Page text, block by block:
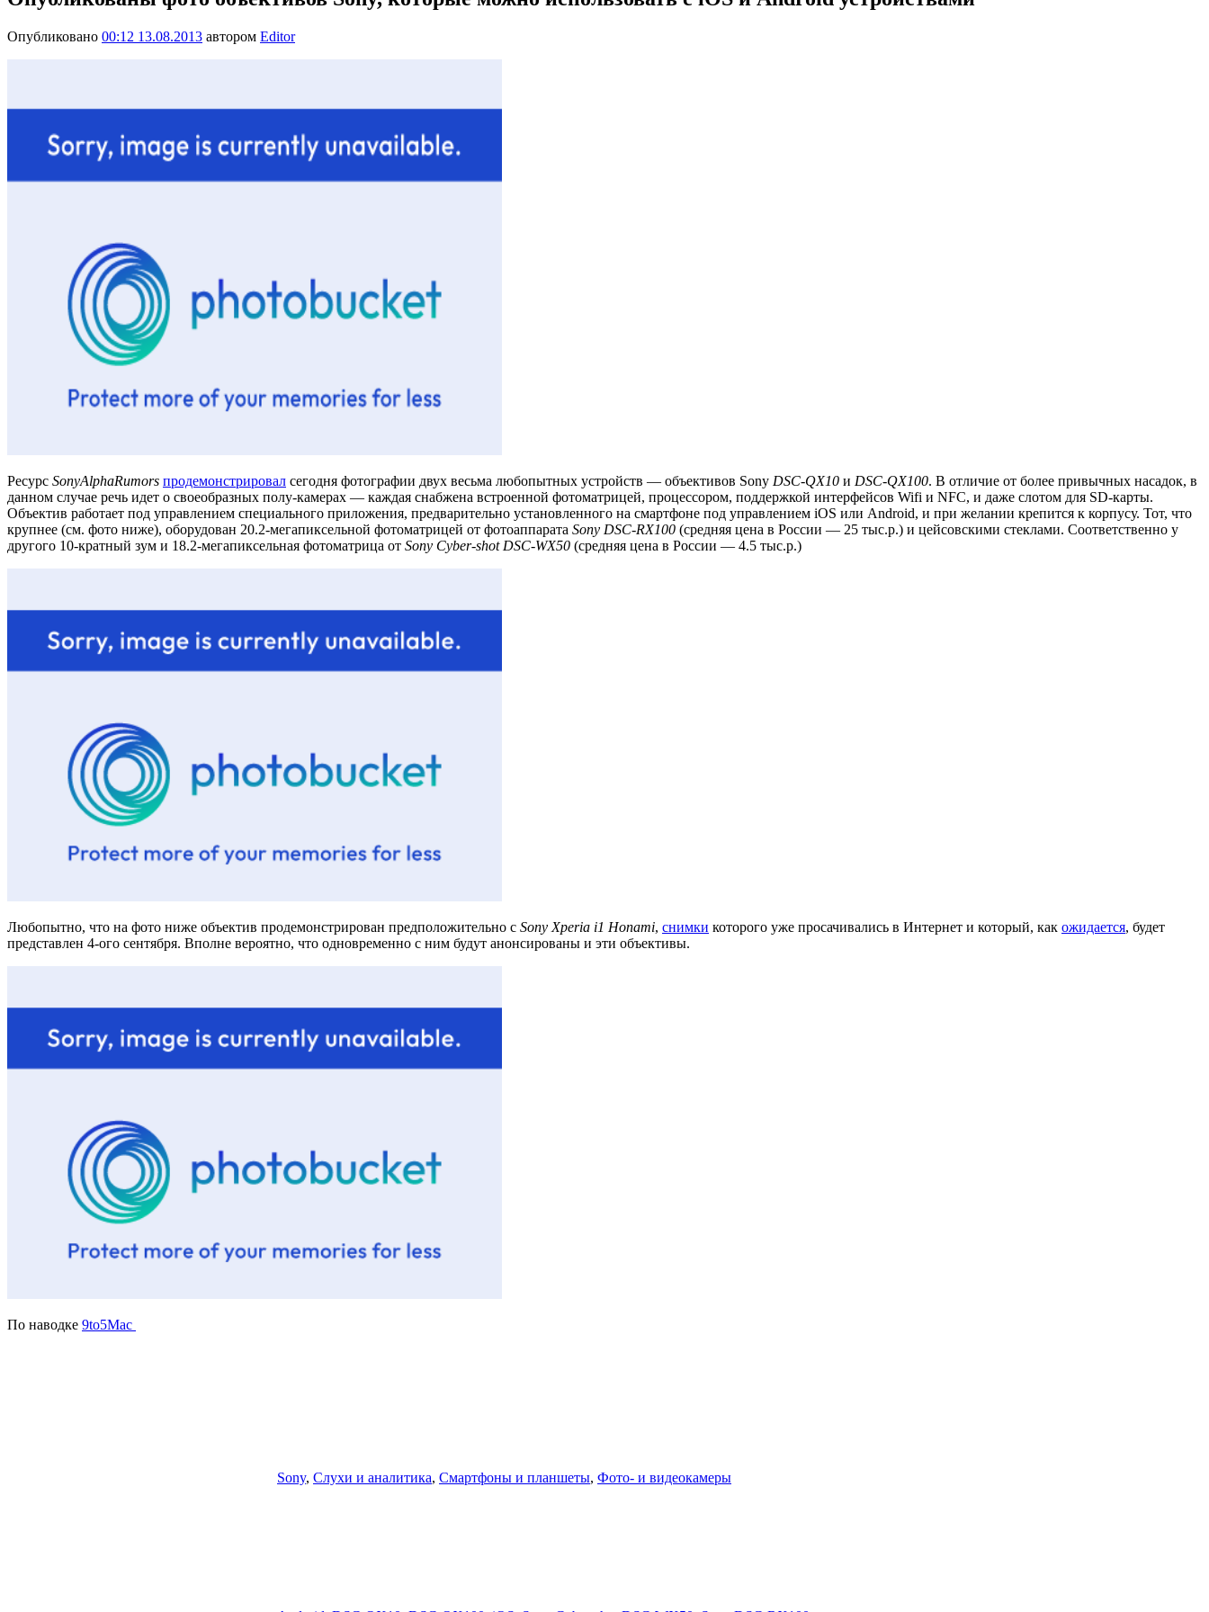
Опубликовано 00:12 13.08.2013 автором Editor
Ресурс SonyAlphaRumors продемонстрировал сегодня фотографии двух весьма любопытных устройств — объективов Sony DSC-QX10 и DSC-QX100. В отличие от более привычных насадок, в
данном случае речь идет о своеобразных полу-камерах — каждая снабжена встроенной фотоматрицей, процессором, поддержкой интерфейсов Wifi и NFC, и даже слотом для SD-карты.
Объектив работает под управлением специального приложения, предварительно установленного на смартфоне под управлением iOS или Android, и при желании крепится к корпусу. Тот, что
крупнее (см. фото ниже), оборудован 20.2-мегапиксельной фотоматрицей от фотоаппарата Sony DSC-RX100 (средняя цена в России — 25 тыс.р.) и цейсовскими стеклами. Соответственно у
другого 10-кратный зум и 18.2-мегапиксельная фотоматрица от Sony Cyber-shot DSC-WX50 (средняя цена в России — 4.5 тыс.р.)
Любопытно, что на фото ниже объектив продемонстрирован предположительно с Sony Xperia i1 Honami, снимки которого уже просачивались в Интернет и который, как ожидается, будет
представлен 4-ого сентября. Вполне вероятно, что одновременно с ним будут анонсированы и эти объективы.
По наводке 9to5Mac
Sony, Слухи и аналитика, Смартфоны и планшеты, Фото- и видеокамеры